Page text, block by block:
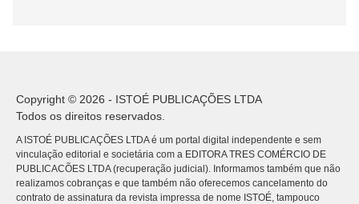
Copyright © 2026 - ISTOÉ PUBLICAÇÕES LTDA
Todos os direitos reservados.
A ISTOÉ PUBLICAÇÕES LTDA é um portal digital independente e sem
vinculação editorial e societária com a EDITORA TRES COMÉRCIO DE
PUBLICACÕES LTDA (recuperação judicial). Informamos também que não
realizamos cobranças e que também não oferecemos cancelamento do
contrato de assinatura da revista impressa de nome ISTOÉ, tampouco